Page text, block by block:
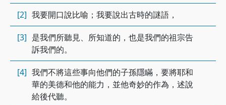
[2] 我要開口說比喻；我要說出古時的謎語，
[3] 是我們所聽見、所知道的，也是我們的祖宗告
訴我們的。
[4] 我們不將這些事向他們的子孫隱瞞，要將耶和
華的美德和他的能力，並他奇妙的作為，述說
給後代聽。